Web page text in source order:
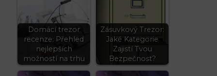
Domácí trezor
recenze: Přehled
nejlepších
možností na trhu
Zásuvkový Trezor:
Jaké Kategorie
Zajistí Tvou
Bezpečnost?